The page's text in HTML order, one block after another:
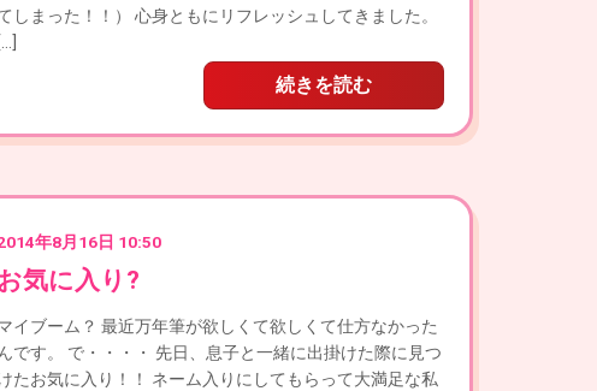
しまった！！） 心身ともにリフレッシュしてきました。
続きを読む
気に入り?
年8月16日 10:50
イブーム？ 最近万年筆が欲しくて欲しくて仕方なかった
です。 で・・・・ 先日、息子と一緒に出掛けた際に見つ
たお気に入り！！ ネーム入りにしてもらって大満足な私